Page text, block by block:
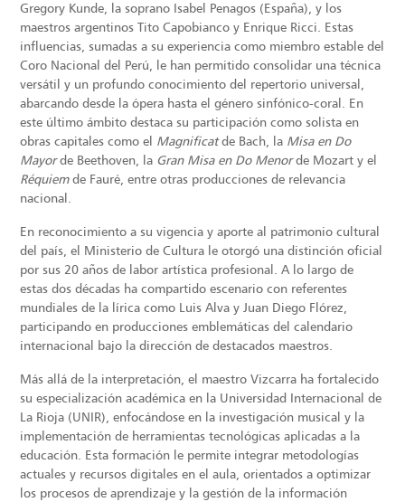
Gregory Kunde, la soprano Isabel Penagos (España), y los
maestros argentinos Tito Capobianco y Enrique Ricci. Estas
influencias, sumadas a su experiencia como miembro estable del
Coro Nacional del Perú, le han permitido consolidar una técnica
versátil y un profundo conocimiento del repertorio universal,
abarcando desde la ópera hasta el género sinfónico-coral. En
este último ámbito destaca su participación como solista en
obras capitales como el Magnificatde Bach, la Misa en Do
Mayorde Beethoven, la Gran Misa en Do Menorde Mozart y el
Réquiemde Fauré, entre otras producciones de relevancia
nacional.
En reconocimiento a su vigencia y aporte al patrimonio cultural
del país, el Ministerio de Cultura le otorgó una distinción oficial
por sus 20 años de labor artística profesional. A lo largo de
estas dos décadas ha compartido escenario con referentes
mundiales de la lírica como Luis Alva y Juan Diego Flórez,
participando en producciones emblemáticas del calendario
internacional bajo la dirección de destacados maestros.
Más allá de la interpretación, el maestro Vizcarra ha fortalecido
su especialización académica en la Universidad Internacional de
La Rioja (UNIR), enfocándose en la investigación musical y la
implementación de herramientas tecnológicas aplicadas a la
educación. Esta formación le permite integrar metodologías
actuales y recursos digitales en el aula, orientados a optimizar
los procesos de aprendizaje y la gestión de la información